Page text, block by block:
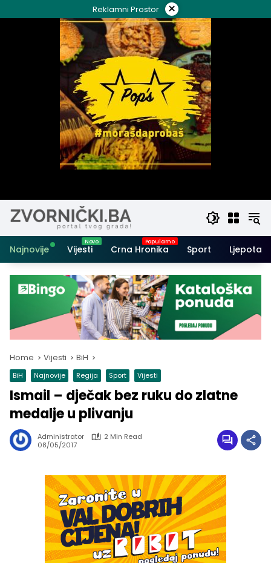
to
Reklamni Prostor ×
Najnovije Vijesti Crna Hronika Sport Ljepota i
Home Vijesti BiH
BiH Najnovije Regija Sport Vijesti
Ismail – dječak bez ruku do zlatne
medalje u plivanju
Administrator
2 Min Read
08/05/2017